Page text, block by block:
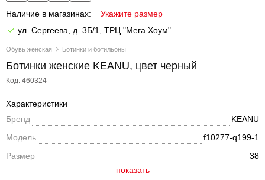
Обувь женская Ботинки и ботильоны
Ботинки женские KEANU, цвет черный
Код: 460324
Наличие в магазинах:
Укажите размер
ул. Сергеева, д. 3Б/1, ТРЦ "Мега Хоум"
Характеристики
Бренд
KEANU
Модель
f10277-q199-1
Размер
38